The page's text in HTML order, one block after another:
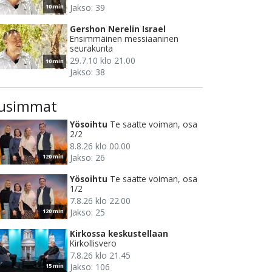
10 min
Jakso: 39
10 min
Gershon Nerelin Israel
Ensimmäinen messiaaninen
seurakunta
29.7.10 klo 21.00
Jakso: 38
120 min
Yösoihtu Te saatte voiman, osa
2/2
8.8.26 klo 00.00
Jakso: 26
120 min
Yösoihtu Te saatte voiman, osa
1/2
7.8.26 klo 22.00
Jakso: 25
15 min
Kirkossa keskustellaan
Kirkollisvero
7.8.26 klo 21.45
Jakso: 106